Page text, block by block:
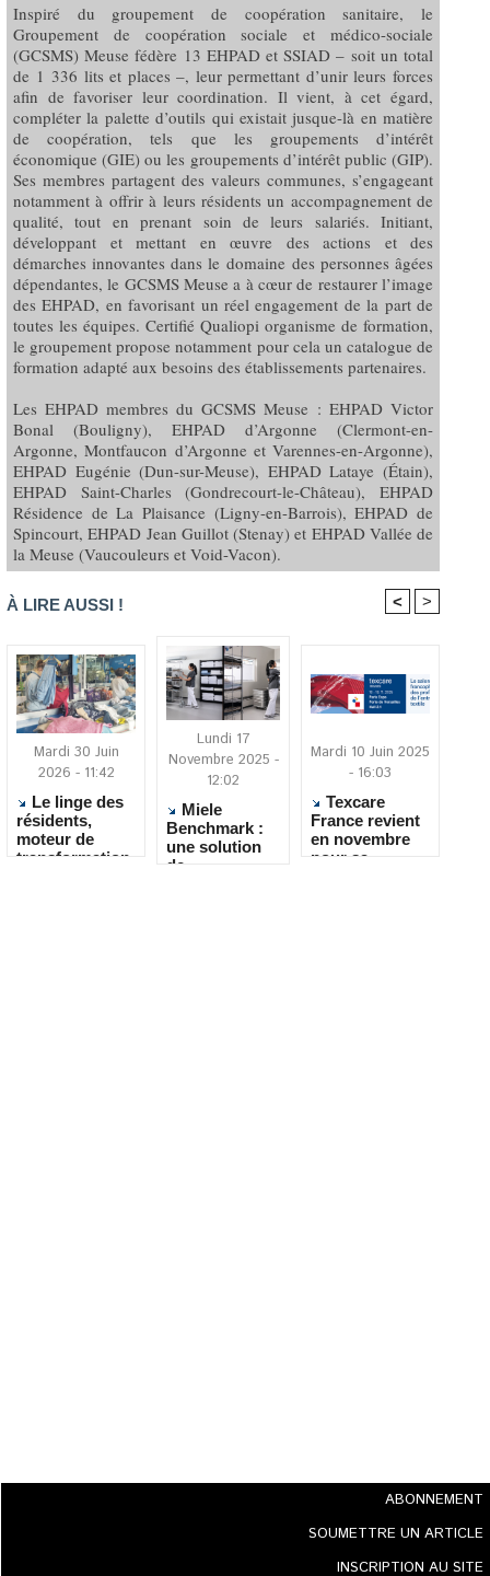
Inspiré du groupement de coopération sanitaire, le
Groupement de coopération sociale et médico-sociale
(GCSMS) Meuse fédère 13 EHPAD et SSIAD – soit un total
de 1 336 lits et places –, leur permettant d’unir leurs forces
afin de favoriser leur coordination. Il vient, à cet égard,
compléter la palette d’outils qui existait jusque-là en matière
de coopération, tels que les groupements d’intérêt
économique (GIE) ou les groupements d’intérêt public (GIP).
Ses membres partagent des valeurs communes, s’engageant
notamment à offrir à leurs résidents un accompagnement de
qualité, tout en prenant soin de leurs salariés. Initiant,
développant et mettant en œuvre des actions et des
démarches innovantes dans le domaine des personnes âgées
dépendantes, le GCSMS Meuse a à cœur de restaurer l’image
des EHPAD, en favorisant un réel engagement de la part de
toutes les équipes. Certifié Qualiopi organisme de formation,
le groupement propose notamment pour cela un catalogue de
formation adapté aux besoins des établissements partenaires.
Les EHPAD membres du GCSMS Meuse : EHPAD Victor
Bonal (Bouligny), EHPAD d’Argonne (Clermont-en-
Argonne, Montfaucon d’Argonne et Varennes-en-Argonne),
EHPAD Eugénie (Dun-sur-Meuse), EHPAD Lataye (Étain),
EHPAD Saint-Charles (Gondrecourt-le-Château), EHPAD
Résidence de La Plaisance (Ligny-en-Barrois), EHPAD de
Spincourt, EHPAD Jean Guillot (Stenay) et EHPAD Vallée de
la Meuse (Vaucouleurs et Void-Vacon).
À LIRE AUSSI ! < >
Mardi 30 Juin
2026 - 11:42
Le linge des
résidents,
moteur de
transformation
Lundi 17
Novembre 2025 -
12:02
Miele
Benchmark :
une solution
de
Mardi 10 Juin 2025
- 16:03
Texcare
France revient
en novembre
pour sa
ABONNEMENT
SOUMETTRE UN ARTICLE
INSCRIPTION AU SITE